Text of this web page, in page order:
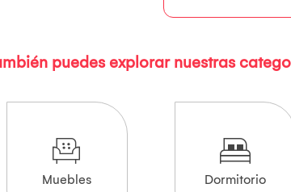
puedes explorar nuestras
Muebles Dormitorio